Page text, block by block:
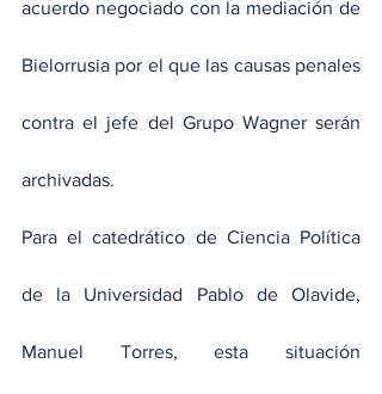
acuerdo negociado con la mediación de
Bielorrusia por el que las causas penales
contra el jefe del Grupo Wagner serán
archivadas.
Para el catedrático de Ciencia Política
de la Universidad Pablo de Olavide,
Manuel Torres, esta situación